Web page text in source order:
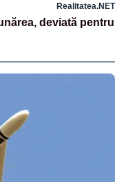
Realitatea.NET
deviată pentru